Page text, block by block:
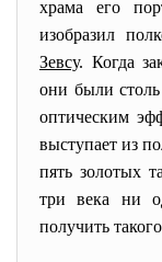
храма его
изобразил
Зевсу. Когда
они были
оптическим
выступает из
пять золотых
три века ни
получить